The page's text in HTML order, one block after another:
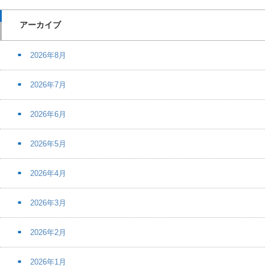
アーカイブ
2026年8月
2026年7月
2026年6月
2026年5月
2026年4月
2026年3月
2026年2月
2026年1月